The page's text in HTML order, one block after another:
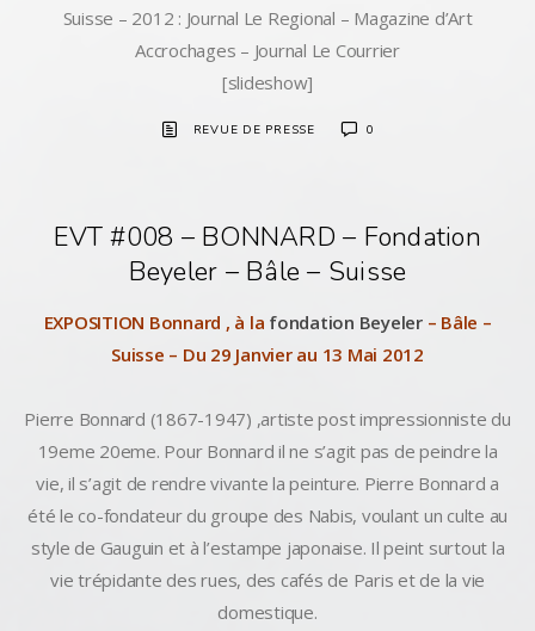
Suisse – 2012 : Journal Le Regional – Magazine d’Art
Accrochages – Journal Le Courrier
[slideshow]
REVUE DE PRESSE 0
EVT #008 – BONNARD – Fondation
Beyeler – Bâle – Suisse
EXPOSITION Bonnard , à la fondation Beyeler– Bâle –
Suisse – Du 29 Janvier au 13 Mai 2012
Pierre Bonnard (1867-1947) ,artiste post impressionniste du
19eme 20eme. Pour Bonnard il ne s’agit pas de peindre la
vie, il s’agit de rendre vivante la peinture. Pierre Bonnard a
été le co-fondateur du groupe des Nabis, voulant un culte au
style de Gauguin et à l’estampe japonaise. Il peint surtout la
vie trépidante des rues, des cafés de Paris et de la vie
domestique.